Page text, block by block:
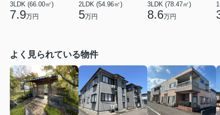
3LDK (66.00㎡)
7.9万円
2LDK (54.96㎡)
5万円
3LDK (78.47㎡)
8.6万円
よく見られている物件